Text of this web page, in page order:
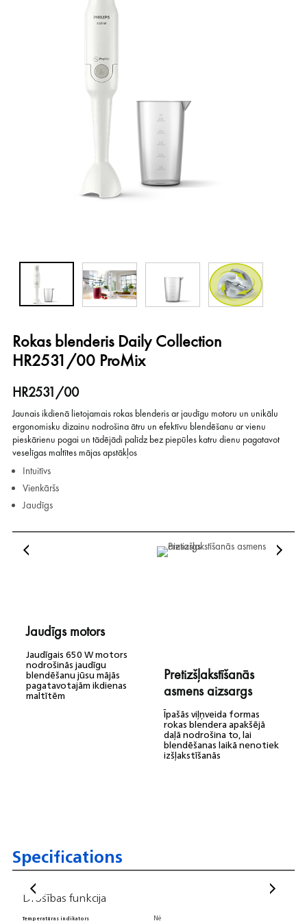
Rokas blenderis Daily Collection
HR2531/00 ProMix
HR2531/00
Jaunais ikdienā lietojamais rokas blenderis ar jaudīgu motoru un unikālu
ergonomisku dizainu nodrošina ātru un efektīvu blendēšanu ar vienu
pieskārienu pogai un tādējādi palīdz bez piepūles katru dienu pagatavot
veselīgas maltītes mājas apstākļos
Intuitīvs
Vienkāršs
Jaudīgs
Jaudīgs motors
Jaudīgais 650 W motors
nodrošinās jaudīgu
blendēšanu jūsu mājās
pagatavotajām ikdienas
maltītēm
Pretizšļakstīšanās
asmens aizsargs
Īpašās viļņveida formas
rokas blendera apakšējā
daļā nodrošina to, lai
blendēšanas laikā nenotiek
izšļakstīšanās
Specifications
Drošības funkcija
Temperatūras indikators
Nē